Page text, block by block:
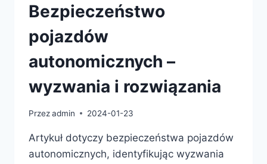
Bezpieczeństwo
pojazdów
autonomicznych –
wyzwania i rozwiązania
Przezadmin 2024-01-23
Artykuł dotyczy bezpieczeństwa pojazdów
autonomicznych, identyfikując wyzwania